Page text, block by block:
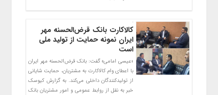
کالاکارت بانک قرض‌الحسنه مهر
ایران نمونه حمایت از تولید ملی
است
«عیسی امامی» گفت: بانک قرض‌الحسنه مهر ایران
با اعطای وام کالاکارت به مشتریان، حمایت شایانی
از تولیدکنندگان داخلی می‌کند. به گزارش کیوسک
خبر به نقل از روابط عمومی و امور مشتریان بانک